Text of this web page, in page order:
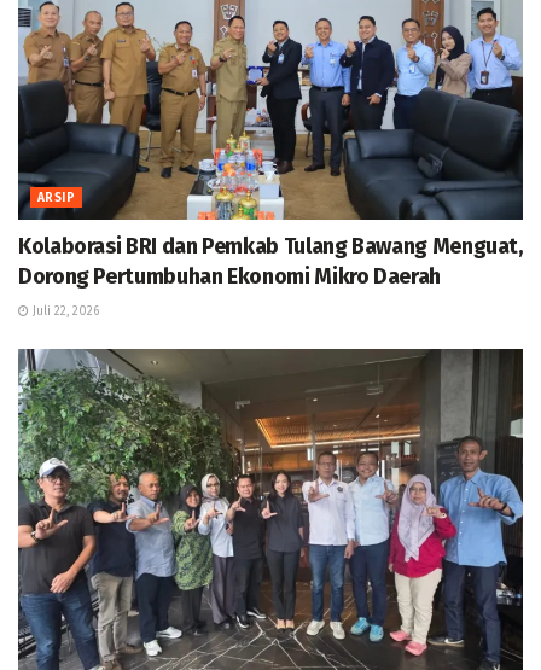
ARSIP
Kolaborasi BRI dan Pemkab Tulang Bawang Menguat,
Dorong Pertumbuhan Ekonomi Mikro Daerah
Juli 22, 2026